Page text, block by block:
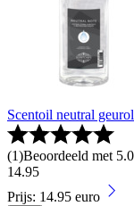
Scentoil neutral
(1)Beoordeeld met
14.95
Prijs: 14.95 euro